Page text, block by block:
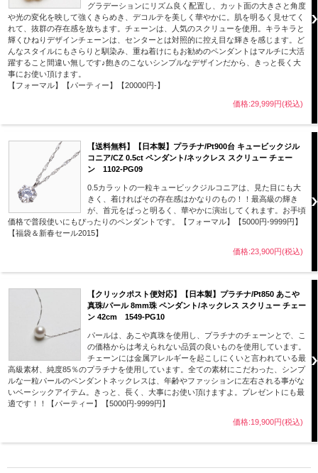
グラデーションにリズム良く配置し、カット面の大きさと角度
や光の変化を映して強くきらめき、デコルテを美しく華やかに。肌を明るく見せてく
れて、抜群の存在感を放ちます。チェーンは、人気のスクリューを使用。キラキラと
輝くひねりデザインチェーンは、センターとは対照的に控え目な輝きを感じます。ど
んなスタイルにもさらりと馴染み、重ね着けにもお勧めのペンダントはマルチに大活
躍すること間違い無しです♪飽きのこないシンプルなデザインだから、きっと長く大
事にお使い頂けます。
【フォーマル】【パーティー】【20000円-】
価格:29,999円(税込)
【送料無料】【日本製】プラチナ/Pt900台 キュービックジル
コニア/CZ 0.5ct ペンダント/ネックレス スクリュー チェー
ン 1102-PG09
0.5カラットの一粒キュービックジルコニアは、見た目にも大
きく、着ければその存在感はかなりのもの！！最高級の輝き
が、首元をぱっと明るく、華やかに演出してくれます。お手頃
価格で普段使いにもぴったりのペンダントです。【フォーマル】【5000円-9999円】
【福袋＆新春セール2015】
価格:23,900円(税込)
【クリックポスト便対応】【日本製】プラチナ/Pt850 あこや
真珠/パール 8mm珠 ペンダント/ネックレス スクリュー チェー
ン 42cm 1549-PG10
パールは、あこや真珠を使用し、プラチナのチェーンとで、こ
の価格からは考えられない品質の良いものを使用しています。
チェーンには金属アレルギーを起こしにくいと言われている最
高級素材、純度85％のプラチナを使用しています。全ての素材にこだわった、シンプ
ルな一粒パールのペンダントネックレスは、年齢やファッションに左右される事がな
いベーシックアイテム。きっと、長く、大事にお使い頂けますよ。プレゼントにも最
適です！！【パーティー】【5000円-9999円】
価格:19,900円(税込)